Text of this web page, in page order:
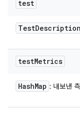
test
TestDescription
testMetrics
HashMap : 내보낸